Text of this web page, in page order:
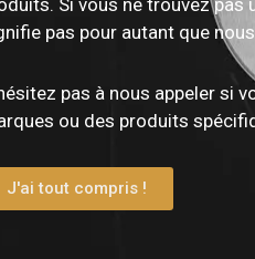
Guitare acoustique
Auditorium
40 pouces
pas pour autant que
pas à nous appeler si
ou des produits
J'ai tout compris !